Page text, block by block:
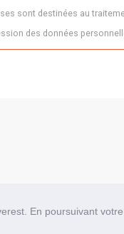
En poursuivant
sont destinées au
des données